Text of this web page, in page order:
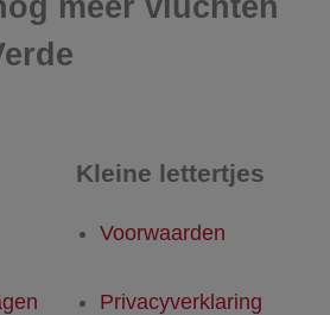
meer vluchten
Kleine lettertjes
Voorwaarden
Privacyverklaring